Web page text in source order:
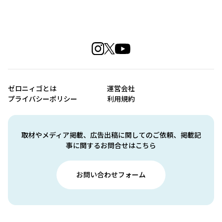
取材やメディア掲載、広告出稿に関してのご依頼、掲載記
事に関するお問合せはこちら
お問い合わせフォーム
ゼロニィゴとは
運営会社
プライバシーポリシー
利用規約